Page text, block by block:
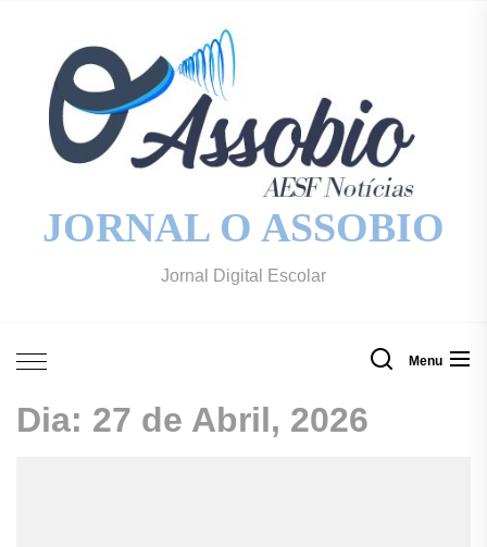
content
JORNAL O ASSOBIO
Jornal Digital Escolar
Menu
Dia: 27 de Abril, 2026